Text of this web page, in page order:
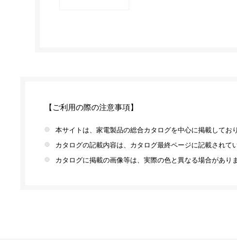
【ご利用の際の注意事項】
本サイトは、家電製品の総合カタログを中心に掲載してお
カタログの記載内容は、カタログ最終ページに記載されて
カタログに掲載の画像等は、実際の色と異なる場合があり